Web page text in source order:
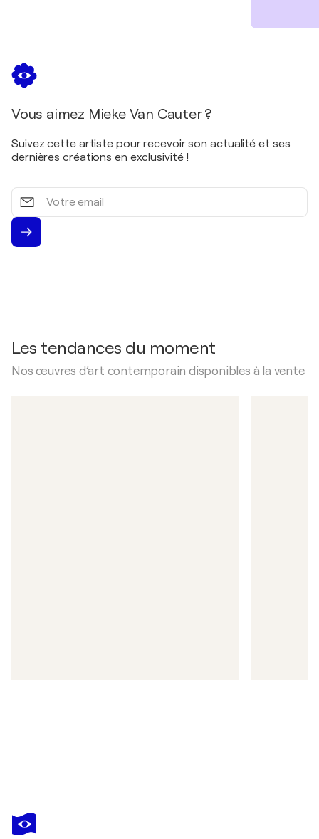
Vous aimez Mieke Van Cauter ?
Suivez cette artiste pour recevoir son actualité et ses
dernières créations en exclusivité !
Votre
email
Les tendances du moment
Nos œuvres d’art contemporain disponibles à la vente